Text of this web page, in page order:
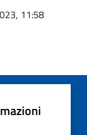
11:58